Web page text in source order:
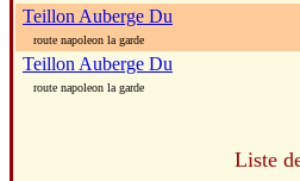
Teillon Auberge Du
route napoleon la garde
Teillon Auberge Du
route napoleon la garde
Liste